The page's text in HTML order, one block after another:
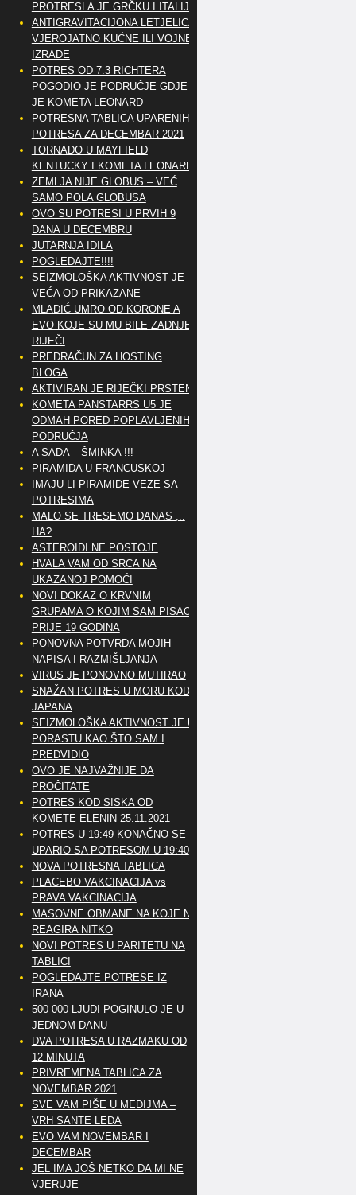
PROTRESLA JE GRČKU I ITALIJU
ANTIGRAVITACIJONA LETJELICA
VJEROJATNO KUĆNE ILI VOJNE
IZRADE
POTRES OD 7.3 RICHTERA
POGODIO JE PODRUČJE GDJE
JE KOMETA LEONARD
POTRESNA TABLICA UPARENIH
POTRESA ZA DECEMBAR 2021
TORNADO U MAYFIELD
KENTUCKY I KOMETA LEONARD
ZEMLJA NIJE GLOBUS – VEĆ
SAMO POLA GLOBUSA
OVO SU POTRESI U PRVIH 9
DANA U DECEMBRU
JUTARNJA IDILA
POGLEDAJTE!!!!
SEIZMOLOŠKA AKTIVNOST JE
VEĆA OD PRIKAZANE
MLADIĆ UMRO OD KORONE A
EVO KOJE SU MU BILE ZADNJE
RIJEČI
PREDRAČUN ZA HOSTING
BLOGA
AKTIVIRAN JE RIJEČKI PRSTEN
KOMETA PANSTARRS U5 JE
ODMAH PORED POPLAVLJENIH
PODRUČJA
A SADA – ŠMINKA !!!
PIRAMIDA U FRANCUSKOJ
IMAJU LI PIRAMIDE VEZE SA
POTRESIMA
MALO SE TRESEMO DANAS ,..
HA?
ASTEROIDI NE POSTOJE
HVALA VAM OD SRCA NA
UKAZANOJ POMOĆI
NOVI DOKAZ O KRVNIM
GRUPAMA O KOJIM SAM PISAO
PRIJE 19 GODINA
PONOVNA POTVRDA MOJIH
NAPISA I RAZMIŠLJANJA
VIRUS JE PONOVNO MUTIRAO
SNAŽAN POTRES U MORU KOD
JAPANA
SEIZMOLOŠKA AKTIVNOST JE U
PORASTU KAO ŠTO SAM I
PREDVIDIO
OVO JE NAJVAŽNIJE DA
PROČITATE
POTRES KOD SISKA OD
KOMETE ELENIN 25.11.2021
POTRES U 19:49 KONAČNO SE
UPARIO SA POTRESOM U 19:40
NOVA POTRESNA TABLICA
PLACEBO VAKCINACIJA vs
PRAVA VAKCINACIJA
MASOVNE OBMANE NA KOJE NE
REAGIRA NITKO
NOVI POTRES U PARITETU NA
TABLICI
POGLEDAJTE POTRESE IZ
IRANA
500 000 LJUDI POGINULO JE U
JEDNOM DANU
DVA POTRESA U RAZMAKU OD
12 MINUTA
PRIVREMENA TABLICA ZA
NOVEMBAR 2021
SVE VAM PIŠE U MEDIJMA –
VRH SANTE LEDA
EVO VAM NOVEMBAR I
DECEMBAR
JEL IMA JOŠ NETKO DA MI NE
VJERUJE